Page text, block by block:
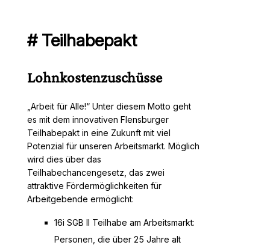
# Teilhabepakt
Lohnkostenzuschüsse
„Arbeit für Alle!“ Unter diesem Motto geht
es mit dem innovativen Flensburger
Teilhabepakt in eine Zukunft mit viel
Potenzial für unseren Arbeitsmarkt. Möglich
wird dies über das
Teilhabechancengesetz, das zwei
attraktive Fördermöglichkeiten für
Arbeitgebende ermöglicht:
16i SGB II Teilhabe am Arbeitsmarkt:
Personen, die über 25 Jahre alt